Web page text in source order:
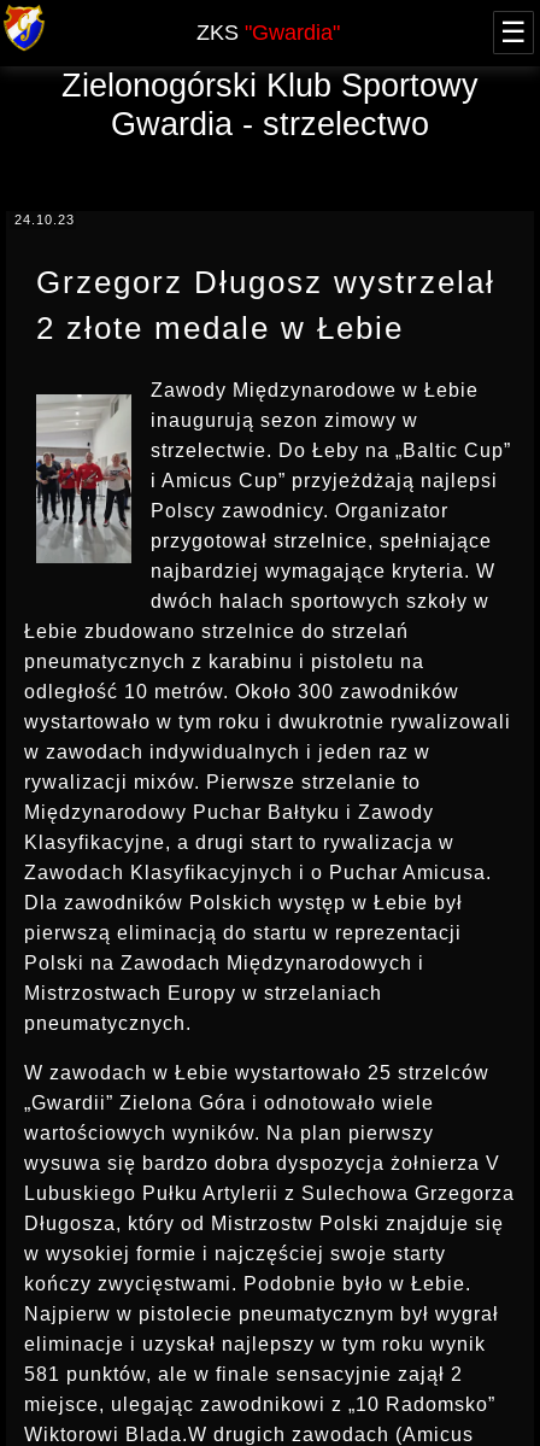
ZKS"Gwardia" ☰
JUBILEUSZ 60-lecia
REGULAMINY, UPRAWNIENIA
XXV FOOM 2019
ARCHIWUM
PRZYSTĄPIENIE
REGULAMIN
POZWOLENIE NA BROŃ
KOMUNIKATY
KURSY
TERMINY KURSÓW, UPRAWNIENIA
KWALIFIKOWANY PRACOWNIK OCHRONY
DOSKONALĄCY PRACOWNIKA OCHRONY
KURS DETEKTYWA
PROWADZĄCY STRZELANIE
INSTRUKTOR STRZELECTWA
RODO
KONTAKT
Zielonogórski Klub Sportowy
Gwardia - strzelectwo
Grzegorz Długosz wystrzelał
2 złote medale w Łebie
24.10.23
Zawody Międzynarodowe w Łebie
inaugurują sezon zimowy w
strzelectwie. Do Łeby na „Baltic Cup”
i Amicus Cup” przyjeżdżają najlepsi
Polscy zawodnicy. Organizator
przygotował strzelnice, spełniające
najbardziej wymagające kryteria. W
dwóch halach sportowych szkoły w
Łebie zbudowano strzelnice do strzelań
pneumatycznych z karabinu i pistoletu na
odległość 10 metrów. Około 300 zawodników
wystartowało w tym roku i dwukrotnie rywalizowali
w zawodach indywidualnych i jeden raz w
rywalizacji mixów. Pierwsze strzelanie to
Międzynarodowy Puchar Bałtyku i Zawody
Klasyfikacyjne, a drugi start to rywalizacja w
Zawodach Klasyfikacyjnych i o Puchar Amicusa.
Dla zawodników Polskich występ w Łebie był
pierwszą eliminacją do startu w reprezentacji
Polski na Zawodach Międzynarodowych i
Mistrzostwach Europy w strzelaniach
pneumatycznych.
W zawodach w Łebie wystartowało 25 strzelców
„Gwardii” Zielona Góra i odnotowało wiele
wartościowych wyników. Na plan pierwszy
wysuwa się bardzo dobra dyspozycja żołnierza V
Lubuskiego Pułku Artylerii z Sulechowa Grzegorza
Długosza, który od Mistrzostw Polski znajduje się
w wysokiej formie i najczęściej swoje starty
kończy zwycięstwami. Podobnie było w Łebie.
Najpierw w pistolecie pneumatycznym był wygrał
eliminacje i uzyskał najlepszy w tym roku wynik
581 punktów, ale w finale sensacyjnie zajął 2
miejsce, ulegając zawodnikowi z „10 Radomsko”
Wiktorowi Blada.W drugich zawodach (Amicus